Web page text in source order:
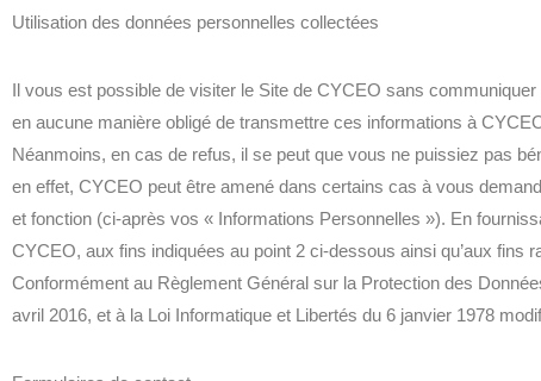
Utilisation des données personnelles collectées
Il vous est possible de visiter le Site de CYCEO sans
en aucune manière obligé de transmettre ces informations à
Néanmoins, en cas de refus, il se peut que vous ne puissiez pas
en effet, CYCEO peut être amené dans certains cas à vous
et fonction (ci-après vos « Informations Personnelles »). En
CYCEO, aux fins indiquées au point 2 ci-dessous ainsi qu’aux fins
Conformément au Règlement Général sur la Protection des
avril 2016, et à la Loi Informatique et Libertés du 6 janvier 1978